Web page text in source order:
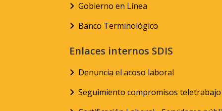
Gobierno en Línea
Banco Terminológico
Enlaces internos SDIS
Denuncia el acoso laboral
Seguimiento compromisos teletrabajo